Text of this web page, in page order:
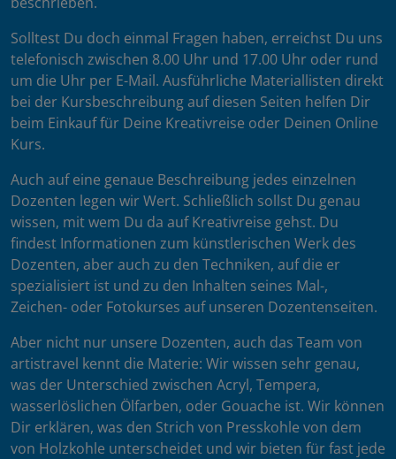
Solltest Du doch einmal Fragen haben, erreichst Du uns
telefonisch zwischen 8.00 Uhr und 17.00 Uhr oder rund
um die Uhr per E-Mail. Ausführliche Materiallisten direkt
bei der Kursbeschreibung auf diesen Seiten helfen Dir
beim Einkauf für Deine Kreativreise oder Deinen Online
Kurs.
Auch auf eine genaue Beschreibung jedes einzelnen
Dozenten legen wir Wert. Schließlich sollst Du genau
wissen, mit wem Du da auf Kreativreise gehst. Du
findest Informationen zum künstlerischen Werk des
Dozenten, aber auch zu den Techniken, auf die er
spezialisiert ist und zu den Inhalten seines Mal-,
Zeichen- oder Fotokurses auf unseren Dozentenseiten.
Aber nicht nur unsere Dozenten, auch das Team von
artistravel kennt die Materie: Wir wissen sehr genau,
was der Unterschied zwischen Acryl, Tempera,
wasserlöslichen Ölfarben, oder Gouache ist. Wir können
Dir erklären, was den Strich von Presskohle von dem
von Holzkohle unterscheidet und wir bieten für fast jede